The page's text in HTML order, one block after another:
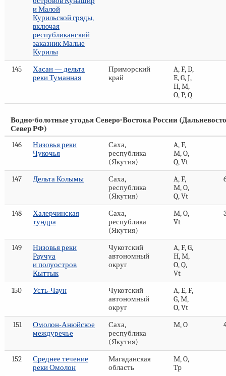
и Малой
Курильской гряды,
включая
республиканский
заказник Малые
Курилы
145
Хасан — дельта
реки Туманная
Приморский
край
A, F, D,
E, G, J,
H, M,
O, P, Q
Водно-болотные угодья Северо-Востока России
Север РФ)
146
Низовья реки
Чукочья
Саха,
республика
(Якутия)
A, F,
M, O,
Q, Vt
147
Дельта Колымы
Саха,
республика
(Якутия)
A, F,
M, O,
Q, Vt
148
Халерчинская
тундра
Саха,
республика
(Якутия)
M, O,
Vt
149
Низовья реки
Раучуа
и полуостров
Кыттык
Чукотский
автономный
округ
A, F, G,
H, M,
O, Q,
Vt
150
Усть-Чаун
Чукотский
автономный
округ
A, E, F,
G, M,
O, Vt
151
Омолон-Анюйское
междуречье
Саха,
республика
(Якутия)
M, O
152
Среднее течение
реки Омолон
Магаданская
область
M, O,
Tp